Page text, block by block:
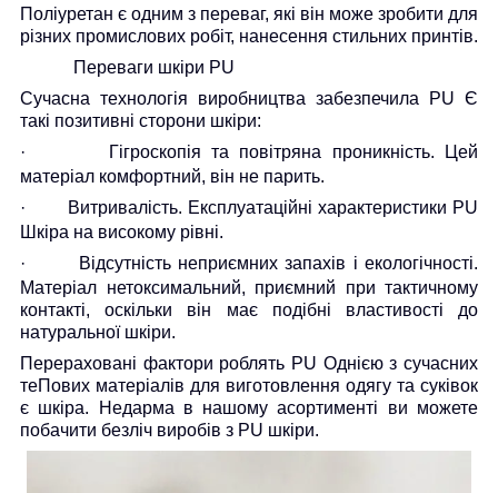
Поліуретан є одним з переваг, які він може зробити для
різних промислових робіт, нанесення стильних принтів.
Переваги шкіри PU
Сучасна технологія виробництва забезпечила
PU Є
такі позитивні сторони шкіри:
·
Гігроскопія та повітряна проникність. Цей
матеріал комфортний, він не парить.
·
Витривалість. Експлуатаційні характеристики PU
Шкіра на високому рівні.
·
Відсутність неприємних запахів і екологічності.
Матеріал нетоксимальний, приємний при тактичному
контакті, оскільки він має подібні властивості до
натуральної шкіри.
Перераховані фактори роблять PU Однією з сучасних
теПових матеріалів для виготовлення одягу та суківок
є шкіра. Недарма в нашому асортименті ви можете
побачити безліч виробів з PU шкіри.